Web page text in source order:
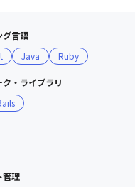
グ言語
Java Ruby
・ライブラリ
管理